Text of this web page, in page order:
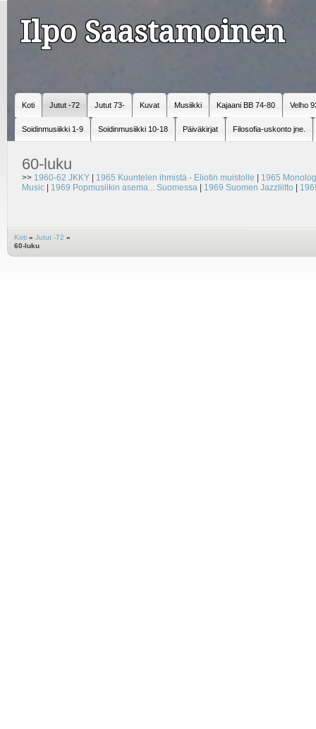
Ilpo Saastamoinen
Koti Jutut -72 Jutut 73- Kuvat Musiikki Kajaani BB 74-80 Velho
Soidinmusiikki 1-9 Soidinmusiikki 10-18 Päiväkirjat Filosofia-uskonto jne.
60-luku
>> 1960-62 JKKY 1965 Kuuntelen ihmistä - Eliotin muistolle
1965
Music
1969 Popmusiikin asema... Suomessa 1969 Suomen Jazzliitto
Koti » Jutut -72 »
60-luku